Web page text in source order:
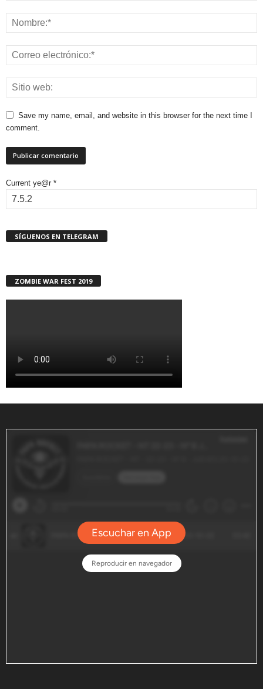
Save my name, email, and website in this browser for the next time I
comment.
Current ye@r *
SÍGUENOS EN TELEGRAM
ZOMBIE WAR FEST 2019